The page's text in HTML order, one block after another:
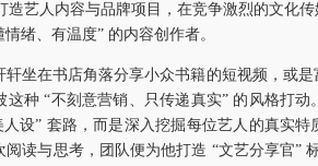
造艺人内容与品牌项目，在竞争激烈的文化
绪、有温度” 的内容创作者。
轩坐在书店角落分享小众书籍的短视频，或
这种 “不刻意营销、只传递真实” 的风格打
人设” 套路，而是深入挖掘每位艺人的真实
阅读与思考，团队便为他打造 “文艺分享官”